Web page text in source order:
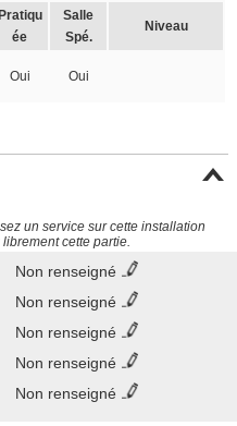
Pratiqu
ée
Salle
Spé.
Niveau
Oui Oui
un service sur cette installation
cette partie.
Non renseigné
Non renseigné
Non renseigné
Non renseigné
Non renseigné